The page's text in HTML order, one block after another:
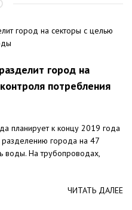
город на
потребления
планирует к концу 2019 года
разделению города на 47
воды. На трубопроводах,
ЧИТАТЬ ДАЛЕЕ